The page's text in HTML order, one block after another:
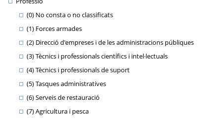
(0) No consta o no classificats
(1) Forces armades
(2) Direcció d'empreses i de les administracions públiques
(3) Tècnics i professionals científics i intel·lectuals
(4) Tècnics i professionals de suport
(5) Tasques administratives
(6) Serveis de restauració
(7) Agricultura i pesca